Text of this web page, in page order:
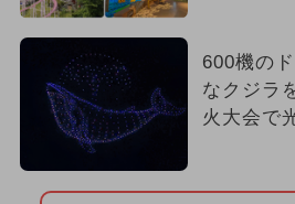
600機の
なクジラ
火大会で